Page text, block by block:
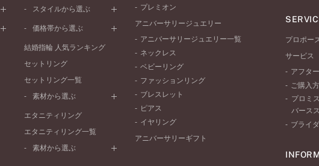
ペールブラウンゴールド
V字ライン
プレーン
セベラルメレ
ラインメレ
スタイルから選ぶ
シンプル
モード
エレガント
ゴージャス
価格帯から選ぶ
50万円～
20万円～30万円
10万円～20万円
結婚指輪 人気ランキング
セットリング
セットリング一覧
素材から選ぶ
プラチナ
ペールブラウンゴールド
エタニティリング
エタニティリング一覧
素材から選ぶ
プレミオン
アニバーサリージュエリー
アニバーサリージュエリー一覧
ネックレス
ベビーリング
ファッションリング
ブレスレット
ピアス
イヤリング
アニバーサリーギフト
プロポー
サービス
アフタ
ご購入
プロミ
バース
ブライ